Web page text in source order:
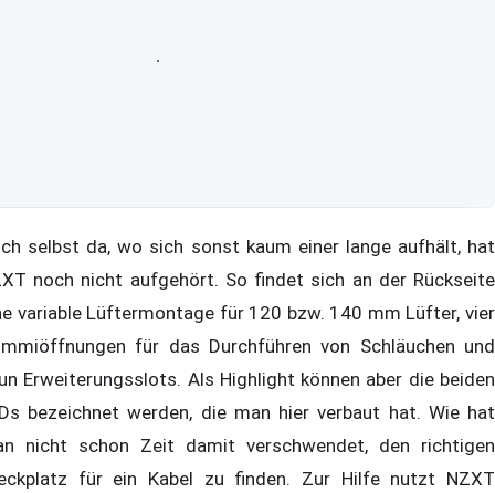
selbst da, wo sich sonst kaum einer lange aufhält, hat
noch nicht aufgehört. So findet sich an der Rückseite
variable Lüftermontage für 120 bzw. 140 mm Lüfter, vier
für das Durchführen von Schläuchen und
Erweiterungsslots. Als Highlight können aber die beiden
bezeichnet werden, die man hier verbaut hat. Wie hat
nicht schon Zeit damit verschwendet, den richtigen
für ein Kabel zu finden. Zur Hilfe nutzt NZXT